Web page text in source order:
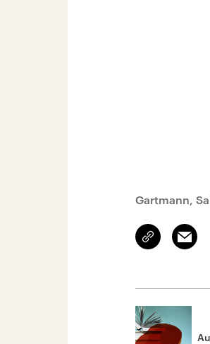
Gartmann,
Link
kopieren/teilen
Email